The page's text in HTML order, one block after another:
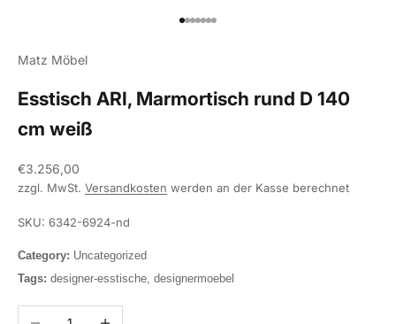
Gehe zu Element 1
Gehe zu Element 2
Gehe zu Element 3
Gehe zu Element 4
Gehe zu Element 5
Gehe zu Element 6
Gehe zu Element 7
Matz Möbel
Esstisch ARI, Marmortisch rund D 140
cm weiß
Angebot
€3.256,00
zzgl. MwSt. Versandkosten werden an der Kasse berechnet
SKU: 6342-6924-nd
Category: Uncategorized
Tags: designer-esstische, designermoebel
Anzahl verringernAnzahl erhöhen